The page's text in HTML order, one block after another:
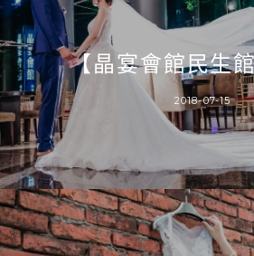
【晶宴會館民生
2018-07-15